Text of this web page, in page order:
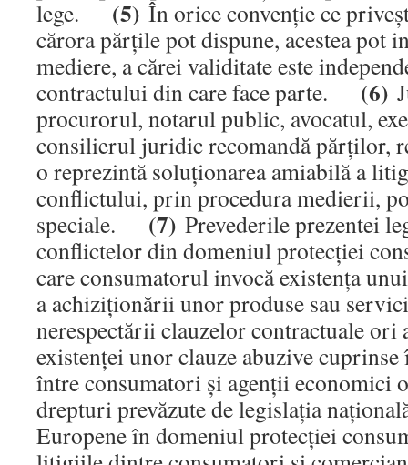
lege. (5) În orice convenţie ce
cărora părţile pot dispune, acestea pot
mediere, a cărei validitate este
contractului din care face parte. (6)
procurorul, notarul public, avocatul,
consilierul juridic recomandă părţilor,
o reprezintă soluţionarea amiabilă a
conflictului, prin procedura medierii,
speciale. (7) Prevederile prezentei
conflictelor din domeniul protecţiei
care consumatorul invocă existenţa
a achiziţionării unor produse sau
nerespectării clauzelor contractuale ori
existenţei unor clauze abuzive
între consumatori şi agenţii economici
drepturi prevăzute de legislaţia
Europene în domeniul protecţiei